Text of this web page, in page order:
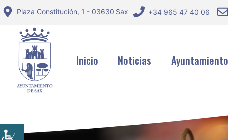
Saltar
contenido
Plaza Constitución, 1 - 03630 Sax +34 965 47 40 06
Inicio Noticias Ayuntamiento